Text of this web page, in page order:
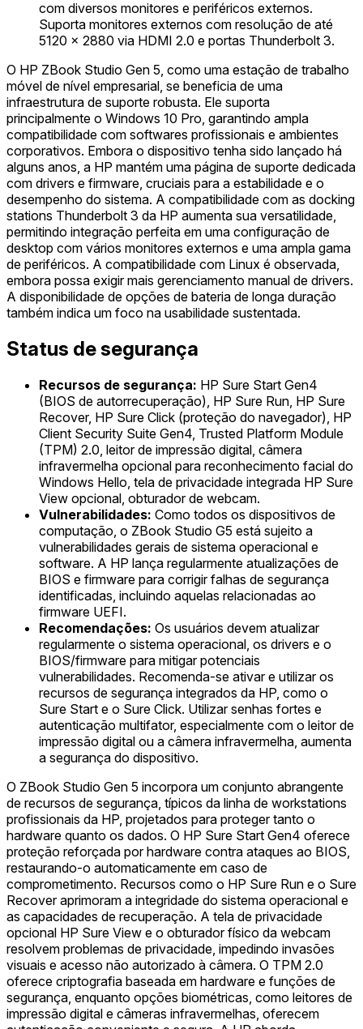
com diversos monitores e periféricos externos.
Suporta monitores externos com resolução de até
5120 x 2880 via HDMI 2.0 e portas Thunderbolt 3.
O HP ZBook Studio Gen 5, como uma estação de trabalho
móvel de nível empresarial, se beneficia de uma
infraestrutura de suporte robusta. Ele suporta
principalmente o Windows 10 Pro, garantindo ampla
compatibilidade com softwares profissionais e ambientes
corporativos. Embora o dispositivo tenha sido lançado há
alguns anos, a HP mantém uma página de suporte dedicada
com drivers e firmware, cruciais para a estabilidade e o
desempenho do sistema. A compatibilidade com as docking
stations Thunderbolt 3 da HP aumenta sua versatilidade,
permitindo integração perfeita em uma configuração de
desktop com vários monitores externos e uma ampla gama
de periféricos. A compatibilidade com Linux é observada,
embora possa exigir mais gerenciamento manual de drivers.
A disponibilidade de opções de bateria de longa duração
também indica um foco na usabilidade sustentada.
Status de segurança
Recursos de segurança: HP Sure Start Gen4
(BIOS de autorrecuperação), HP Sure Run, HP Sure
Recover, HP Sure Click (proteção do navegador), HP
Client Security Suite Gen4, Trusted Platform Module
(TPM) 2.0, leitor de impressão digital, câmera
infravermelha opcional para reconhecimento facial do
Windows Hello, tela de privacidade integrada HP Sure
View opcional, obturador de webcam.
Vulnerabilidades: Como todos os dispositivos de
computação, o ZBook Studio G5 está sujeito a
vulnerabilidades gerais de sistema operacional e
software. A HP lança regularmente atualizações de
BIOS e firmware para corrigir falhas de segurança
identificadas, incluindo aquelas relacionadas ao
firmware UEFI.
Recomendações: Os usuários devem atualizar
regularmente o sistema operacional, os drivers e o
BIOS/firmware para mitigar potenciais
vulnerabilidades. Recomenda-se ativar e utilizar os
recursos de segurança integrados da HP, como o
Sure Start e o Sure Click. Utilizar senhas fortes e
autenticação multifator, especialmente com o leitor de
impressão digital ou a câmera infravermelha, aumenta
a segurança do dispositivo.
O ZBook Studio Gen 5 incorpora um conjunto abrangente
de recursos de segurança, típicos da linha de workstations
profissionais da HP, projetados para proteger tanto o
hardware quanto os dados. O HP Sure Start Gen4 oferece
proteção reforçada por hardware contra ataques ao BIOS,
restaurando-o automaticamente em caso de
comprometimento. Recursos como o HP Sure Run e o Sure
Recover aprimoram a integridade do sistema operacional e
as capacidades de recuperação. A tela de privacidade
opcional HP Sure View e o obturador físico da webcam
resolvem problemas de privacidade, impedindo invasões
visuais e acesso não autorizado à câmera. O TPM 2.0
oferece criptografia baseada em hardware e funções de
segurança, enquanto opções biométricas, como leitores de
impressão digital e câmeras infravermelhas, oferecem